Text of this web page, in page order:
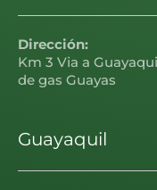
Dirección:
Km 3 Via a
de gas Guayas
Guayaquil